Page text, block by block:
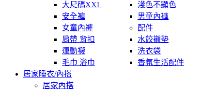
大尺碼XXL
淺色不顯色
安全褲
男童內褲
女童內褲
配件
肩帶 背扣
水餃襯墊
運動襪
洗衣袋
毛巾 浴巾
香氛生活配件
居家睡衣/內搭
居家內搭